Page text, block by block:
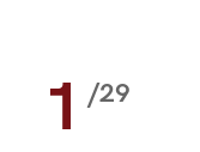
1 /29